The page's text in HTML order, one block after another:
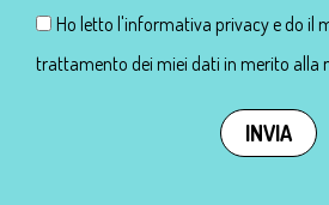
Ho letto l'informativa privacy e do il
trattamento dei miei dati in merito alla
INVIA